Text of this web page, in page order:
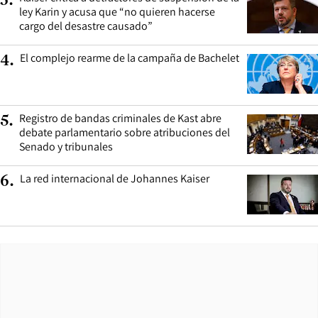
ley Karin y acusa que “no quieren hacerse
cargo del desastre causado”
4. El complejo rearme de la campaña de Bachelet
5. Registro de bandas criminales de Kast abre
debate parlamentario sobre atribuciones del
Senado y tribunales
6. La red internacional de Johannes Kaiser